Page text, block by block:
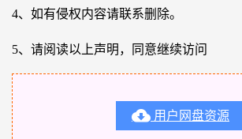
4、如有侵权内容请联系删除。
5、请阅读以上声明，同意继续访问
 用户网盘资源